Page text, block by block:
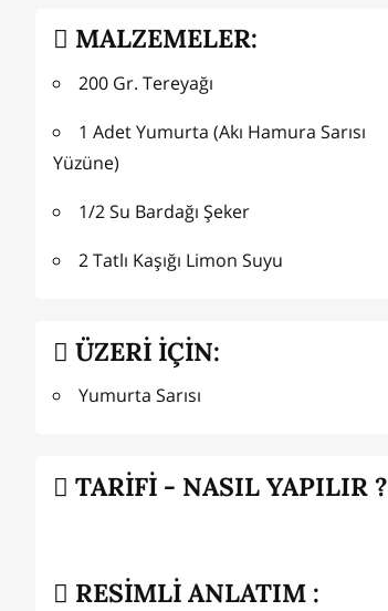
MALZEMELER:
200 Gr. Tereyağı
1 Adet Yumurta (Akı Hamura Sarısı
Yüzüne)
1/2 Su Bardağı Şeker
2 Tatlı Kaşığı Limon Suyu
ÜZERİ İÇİN:
Yumurta Sarısı
TARİFİ - NASIL YAPILIR
RESİMLİ ANLATIM :